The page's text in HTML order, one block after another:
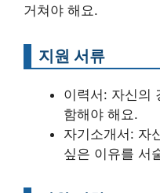
거쳐야 해요.
지원 서류
이력서: 자신의
함해야 해요.
자기소개서: 자
싶은 이유를 서